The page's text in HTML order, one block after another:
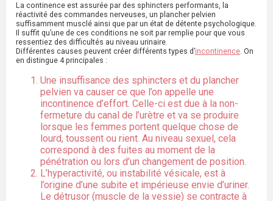
La continence est assurée par des sphincters performants, la
réactivité des commandes nerveuses, un plancher pelvien
suffisamment musclé ainsi que par un état de détente psychologique.
Il suffit qu’une de ces conditions ne soit par remplie pour que vous
ressentiez des difficultés au niveau urinaire.
Différentes causes peuvent créer différents types d’incontinence. On
en distingue 4 principales :
Une insuffisance des sphincters et du plancher
pelvien va causer ce que l’on appelle une
incontinence d’effort. Celle-ci est due à la non-
fermeture du canal de l’urètre et va se produire
lorsque les femmes portent quelque chose de
lourd, toussent ou rient. Au niveau sexuel, cela
correspond à des fuites au moment de la
pénétration ou lors d’un changement de position.
L’hyperactivité, ou instabilité vésicale, est à
l’origine d’une subite et impérieuse envie d’uriner.
Le détrusor (muscle de la vessie) se contracte à